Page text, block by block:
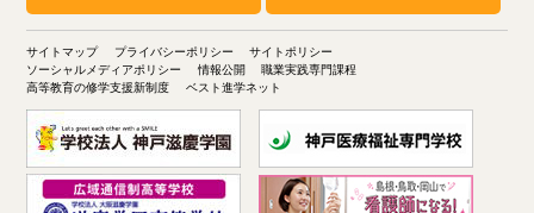
サイトマップ プライバシーポリシー
サイトポリシー
ソーシャルメディアポリシー
情報公開
職業実践専門課程
高等教育の修学支援新制度
ベスト進学ネット